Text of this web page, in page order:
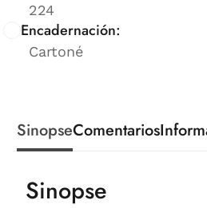
224
Encadernación:
Cartoné
SinopseComentarios
Sinopse